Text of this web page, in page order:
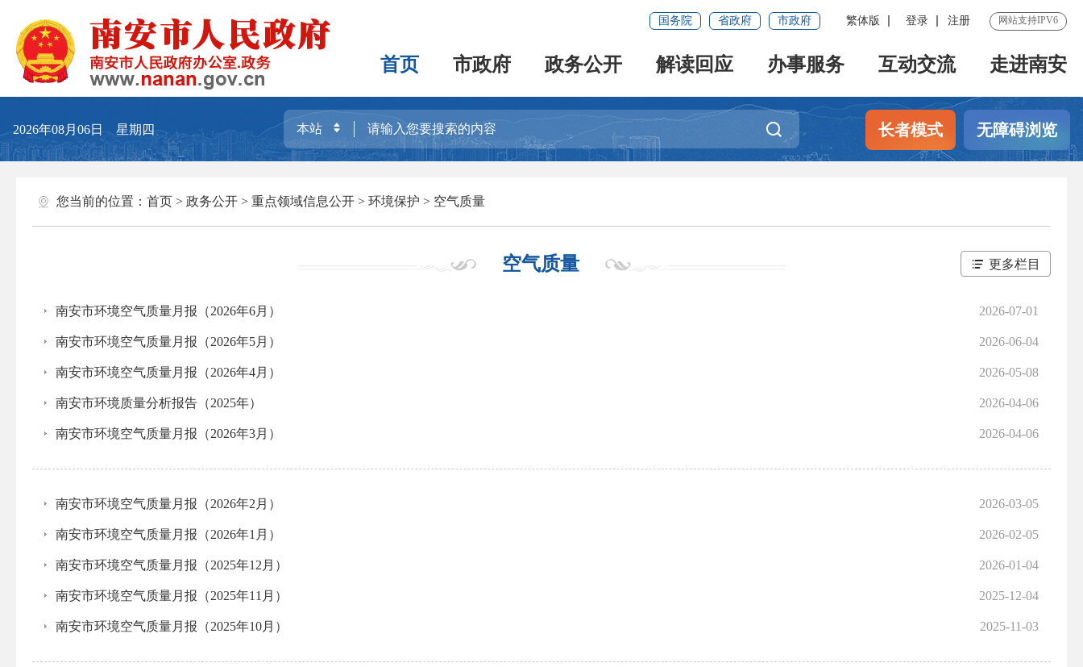
国务院 省政府 市政府 繁体版 登录 注册 网站支持IPV6
首页 市政府 政务公开 解读回应 办事服务 互动交流 走进南安
2026年08月06日 星期四 长者模式 无障碍浏览
您当前的位置： 首页 > 政务公开 > 重点领域信息公开 > 环境保护 > 空气质量
空气质量 更多栏目
2026-07-01
南安市环境空气质量月报（2026年6月）
2026-06-04
南安市环境空气质量月报（2026年5月）
2026-05-08
南安市环境空气质量月报（2026年4月）
2026-04-06
南安市环境质量分析报告（2025年）
2026-04-06
南安市环境空气质量月报（2026年3月）
2026-03-05
南安市环境空气质量月报（2026年2月）
2026-02-05
南安市环境空气质量月报（2026年1月）
2026-01-04
南安市环境空气质量月报（2025年12月）
2025-12-04
南安市环境空气质量月报（2025年11月）
2025-11-03
南安市环境空气质量月报（2025年10月）